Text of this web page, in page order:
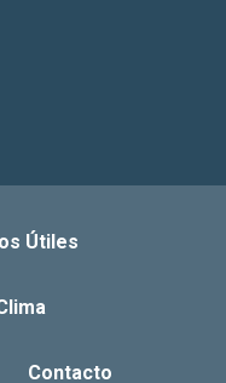
Útiles
Contacto